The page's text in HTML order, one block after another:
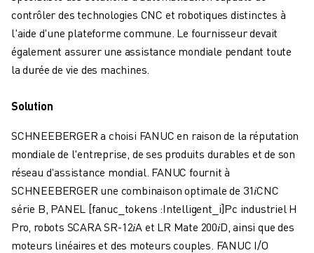
FANUC ACADEMY
SOLUTIONS POUR LES INDUSTRIES
SOLUTIONS POUR L'ÉDUCATION
WORLDSKILLS ET JEUNES TALENTS
EVÉNEMENTS
ÉVÉNEMENTS ÉDUCATIFS
A PROPOS DE FANUC
A PROPOS DE FANUC
FANUC EN EUROPE
NOS SITES
DÉVELOPPEMENT DURABLE
contrôler des technologies CNC et robotiques distinctes à
l'aide d'une plateforme commune. Le fournisseur devait
également assurer une assistance mondiale pendant toute
la durée de vie des machines.
Solution
SCHNEEBERGER a choisi FANUC en raison de la réputation
mondiale de l'entreprise, de ses produits durables et de son
réseau d'assistance mondial. FANUC fournit à
SCHNEEBERGER une combinaison optimale de 31𝑖CNC
série B, PANEL [fanuc_tokens :Intelligent_i]Pc industriel H
Pro, robots SCARA SR-12𝑖A et LR Mate 200𝑖D, ainsi que des
moteurs linéaires et des moteurs couples. FANUC I/O